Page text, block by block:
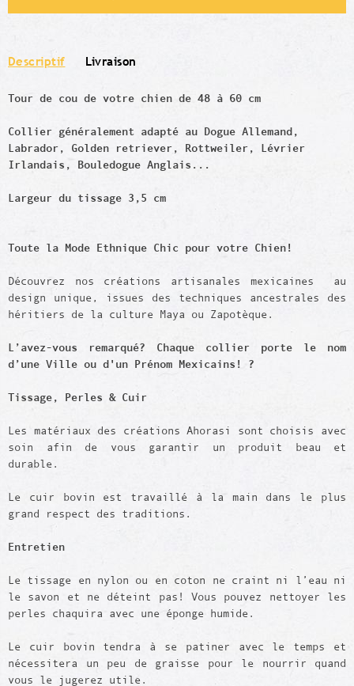
Descriptif Livraison
Tour de cou de votre chien de 48 à 60 cm
Collier généralement adapté au Dogue Allemand,
Labrador, Golden retriever, Rottweiler, Lévrier
Irlandais, Bouledogue Anglais...
Largeur du tissage 3,5 cm
Toute la Mode Ethnique Chic pour votre Chien!
Découvrez nos créations artisanales mexicaines au
design unique, issues des techniques ancestrales des
héritiers de la culture Maya ou Zapotèque.
L’avez-vous remarqué? Chaque collier porte le nom
d’une Ville ou d'un Prénom Mexicains! ?
Tissage, Perles & Cuir
Les matériaux des créations Ahorasi sont choisis avec
soin afin de vous garantir un produit beau et
durable.
Le cuir bovin est travaillé à la main dans le plus
grand respect des traditions.
Entretien
Le tissage en nylon ou en coton ne craint ni l’eau ni
le savon et ne déteint pas! Vous pouvez nettoyer les
perles chaquira avec une éponge humide.
Le cuir bovin tendra à se patiner avec le temps et
nécessitera un peu de graisse pour le nourrir quand
vous le jugerez utile.